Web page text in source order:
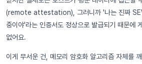
(remote attestation), 그러니까 '나는 진짜
중이야'라는 인증서도 정상으로 발급되기 때문에
없어요.
이게 무서운 건, 메모리 암호화 알고리즘 자체를